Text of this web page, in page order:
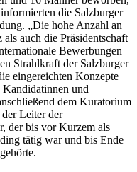
die Salzburger
„Die hohe Anzahl an
auch die Präsidentschaft
Bewerbungen
Strahlkraft der Salzburger
eingereichten Konzepte
Kandidatinnen und
dem Kuratorium
der Leiter der
der bis vor Kurzem als
tätig war und bis Ende